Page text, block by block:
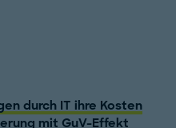
durch IT ihre Kosten
mit GuV-Effekt